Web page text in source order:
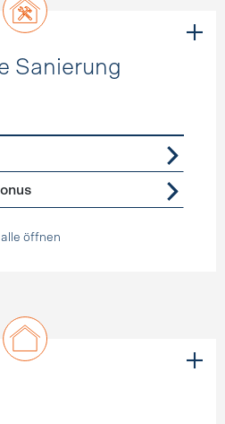
Sanierung
alle öffnen